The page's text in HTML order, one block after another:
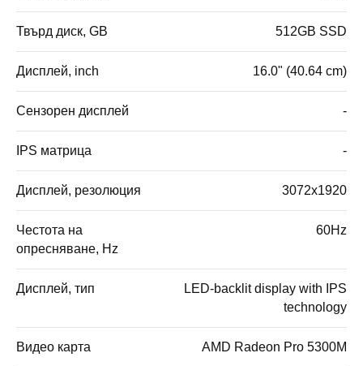
Твърд диск, GB 512GB SSD
Дисплей, inch 16.0" (40.64 cm)
Сензорен дисплей -
IPS матрица -
Дисплей, резолюция 3072x1920
Честота на
опресняване, Hz
60Hz
Дисплей, тип
LED-backlit display with IPS
technology
Видео карта AMD Radeon Pro 5300M